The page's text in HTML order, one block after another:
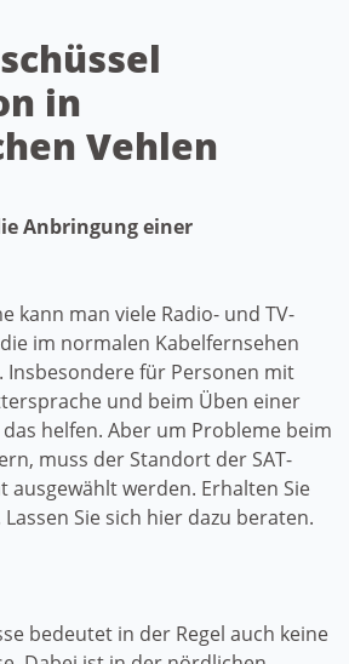
in
Vehlen
Anbringung einer
kann man viele Radio- und TV-
im normalen Kabelfernsehen
für Personen mit
und beim Üben einer
helfen. Aber um Probleme beim
muss der Standort der SAT-
ausgewählt werden. Erhalten Sie
Sie sich hier dazu beraten.
bedeutet in der Regel auch keine